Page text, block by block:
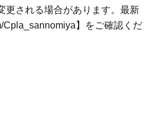
更される場合があります。最新
Cpla_sannomiya】をご確認くだ